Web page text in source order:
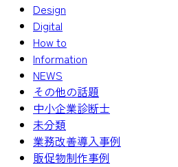
Design
Digital
How to
Information
NEWS
その他の話題
中小企業診断士
未分類
業務改善導入事例
販促物制作事例